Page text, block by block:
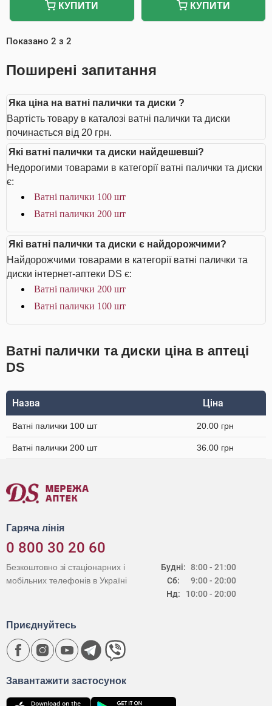
КУПИТИ КУПИТИ
Показано 2 з 2
Поширені запитання
Яка ціна на ватні палички та диски ?
Вартість товару в каталозі ватні палички та диски
починається від 20 грн.
Які ватні палички та диски найдешевші?
Недорогими товарами в категорії ватні палички та диски
є:
Ватні палички 100 шт
Ватні палички 200 шт
Які ватні палички та диски є найдорожчими?
Найдорожчими товарами в категорії ватні палички та
диски інтернет-аптеки DS є:
Ватні палички 200 шт
Ватні палички 100 шт
Ватні палички та диски ціна в аптеці
DS
Назва Ціна
Ватні палички 100 шт 20.00 грн
Ватні палички 200 шт 36.00 грн
Гаряча лінія
0 800 30 20 60
Будні:
Сб:
Нд:
8:00 - 21:00
9:00 - 20:00
10:00 - 20:00
Безкоштовно зі стаціонарних і
мобільних телефонів в Україні
Завантажити застосунок
Приєднуйтесь